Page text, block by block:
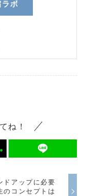
ボ
ね！
ドアップに必要
のコンセプトは